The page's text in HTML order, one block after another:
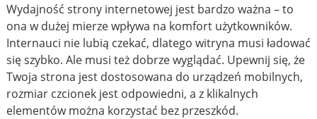
Wydajność strony internetowej jest bardzo ważna – to
ona w dużej mierze wpływa na komfort użytkowników.
Internauci nie lubią czekać, dlatego witryna musi ładować
się szybko. Ale musi też dobrze wyglądać. Upewnij się, że
Twoja strona jest dostosowana do urządzeń mobilnych,
rozmiar czcionek jest odpowiedni, a z klikalnych
elementów można korzystać bez przeszkód.